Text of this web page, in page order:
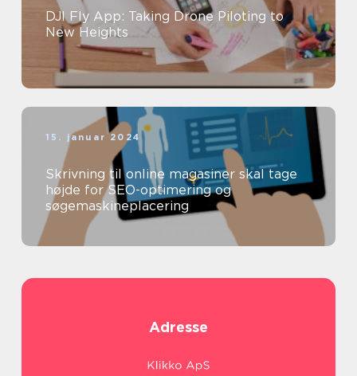
DJI Fly App: Taking Drone Piloting to
New Heights
15. januar 2024
Skrivning til online magasiner skal tage
højde for SEO-optimering og
søgemaskineplacering
Adresse